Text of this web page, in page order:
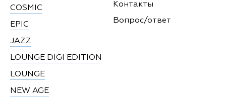
COSMIC
EPIC
JAZZ
LOUNGE DIGI EDITION
LOUNGE
NEW AGE
Контакты
Вопрос/ответ